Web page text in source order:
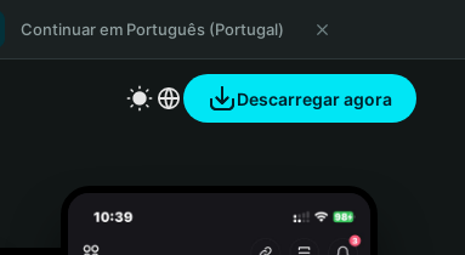
Continuar em Português (Portugal)
Descarregar agora